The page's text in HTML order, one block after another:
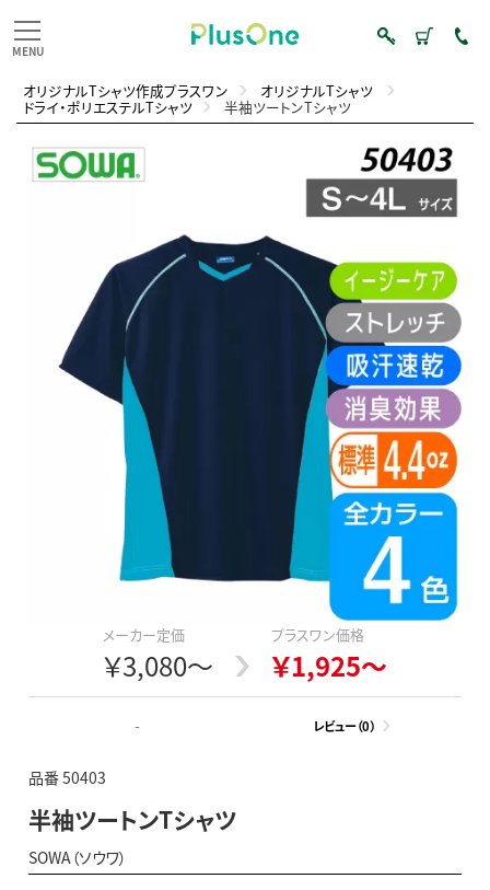
オリジナルTシャツ作成プラスワン オリジナルTシャツ
ドライ・ポリエステルTシャツ 半袖ツートンTシャツ
メーカー定価
￥3,080～
プラスワン価格
￥1,925～
- レビュー（0）
品番 50403
半袖ツートンTシャツ
SOWA（ソウワ）